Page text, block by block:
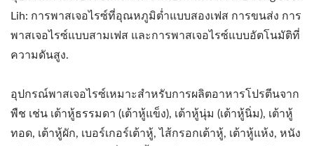
Lih: การพาสเจอไรซ์ที่อุณหภูมิต่ำแบบสองเฟส การขนส่ง การ
พาสเจอไรซ์แบบสามเฟส และการพาสเจอไรซ์แบบอัตโนมัติที่
ความดันสูง.
อุปกรณ์พาสเจอไรซ์เหมาะสำหรับการผลิตอาหารโปรตีนจาก
พืช เช่น เต้าหู้ธรรมดา (เต้าหู้แข็ง), เต้าหู้นุ่ม (เต้าหู้นิ่ม), เต้าหู้
ทอด, เต้าหู้ผัก, เบอร์เกอร์เต้าหู้, ไส้กรอกเต้าหู้, เต้าหู้แห้ง, หนัง